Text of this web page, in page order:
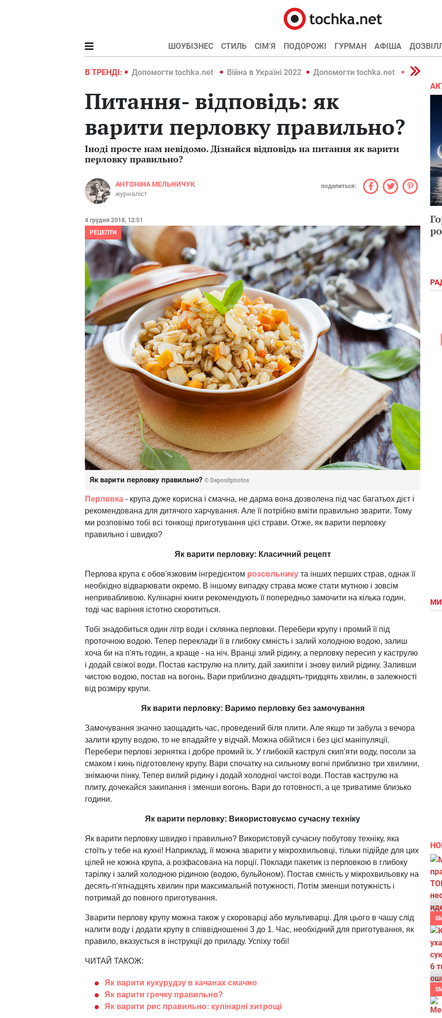
ШОУБІЗНЕС СТИЛЬ СІМ’Я ПОДОРОЖІ ГУРМАН АФІША
В ТРЕНДІ:
Війна в Україні 2022 Допомогти tochka.net Війна в Україні 2022 Допомогти tochka.net Війна в
Питання- відповідь: як
варити перловку правильно?
Іноді просте нам невідомо. Дізнайся відповідь на питання як варити
перловку правильно?
АНТОНІНА МЕЛЬНИЧУК
журналіст
поделиться:
4 грудня 2018, 12:51
РЕЦЕПТИ
Як варити перловку правильно? © Depositphotos
Перловка - крупа дуже корисна і смачна, не дарма вона дозволена під час багатьох дієт і
рекомендована для дитячого харчування. Але її потрібно вміти правильно зварити. Тому
ми розповімо тобі всі тонкощі приготування цієї страви. Отже, як варити перловку
правильно і швидко?
Як варити перловку: Класичний рецепт
Перлова крупа є обов'язковим інгредієнтом розсольнику та інших перших страв, однак її
необхідно відварювати окремо. В іншому випадку страва може стати мутною і зовсім
непривабливою. Кулінарні книги рекомендують її попередньо замочити на кілька годин,
тоді час варіння істотно скоротиться.
Тобі знадобиться один літр води і склянка перловки. Перебери крупу і промий її під
проточною водою. Тепер переклади її в глибоку ємність і залий холодною водою, залиш
хоча би на п'ять годин, а краще - на ніч. Вранці злий рідину, а перловку пересип у каструлю
і додай свіжої води. Постав каструлю на плиту, дай закипіти і знову вилий рідину. Заливши
чистою водою, постав на вогонь. Вари приблизно двадцять-тридцять хвилин, в залежності
від розміру крупи.
Як варити перловку: Варимо перловку без замочування
Замочування значно заощадить час, проведений біля плити. Але якщо ти забула з вечора
залити крупу водою, то не впадайте у відчай. Можна обійтися і без цієї маніпуляції.
Перебери перлові зернятка і добре промий їх. У глибокій каструлі скип'яти воду, посоли за
смаком і кинь підготовлену крупу. Вари спочатку на сильному вогні приблизно три хвилини,
знімаючи пінку. Тепер вилий рідину і додай холодної чистої води. Постав каструлю на
плиту, дочекайся закипання і зменши вогонь. Вари до готовності, а це триватиме близько
години.
Як варити перловку: Використовуємо сучасну техніку
Як варити перловку швидко і правильно? Використовуй сучасну побутову техніку, яка
стоїть у тебе на кухні! Наприклад, її можна зварити у мікрохвильовці, тільки підійде для цих
цілей не кожна крупа, а розфасована на порції. Поклади пакетик із перловкою в глибоку
тарілку і залий холодною рідиною (водою, бульйоном). Постав ємність у мікрохвильовку на
десять-п'ятнадцять хвилин при максимальній потужності. Потім зменши потужність і
потримай до повного приготування.
Зварити перлову крупу можна також у скороварці або мультиварці. Для цього в чашу слід
налити воду і додати крупу в співвідношенні 3 до 1. Час, необхідний для приготування, як
правило, вказується в інструкції до приладу. Успіху тобі!
ЧИТАЙ ТАКОЖ:
Як варити кукурудзу в качанах смачно
Як варити гречку правильно?
Як варити рис правильно: кулінарні хитрощі